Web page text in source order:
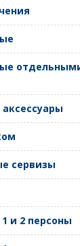
сервизы
и 2 персоны